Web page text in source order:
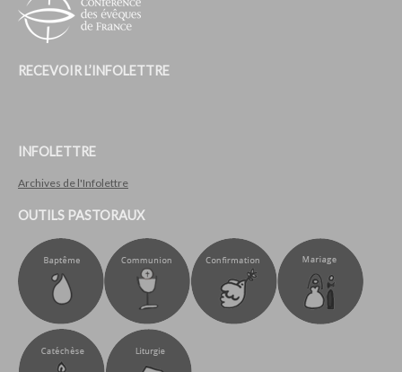
RECEVOIR L’INFOLETTRE
INFOLETTRE
Archives de l'Infolettre
OUTILS PASTORAUX